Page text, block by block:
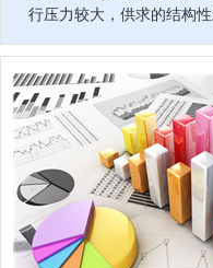
行压力较大，供求的结构